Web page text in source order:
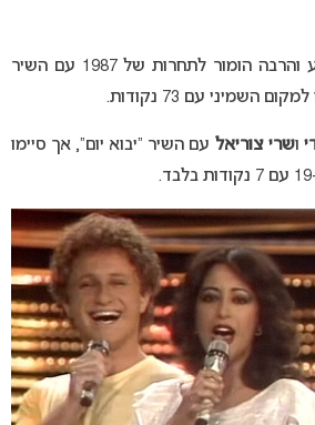
הביאו צבע והרבה הומור לתחרות של 1987 עם השיר
השמיני עם 73 נקודות.
ושרי צוריאל עם השיר “יבוא יום”, אך סיימו